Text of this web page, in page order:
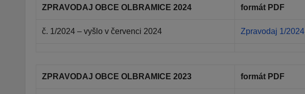
ZPRAVODAJ OBCE OLBRAMICE 2024 formát PDF
č. 1/2024 – vyšlo v červenci 2024 Zpravodaj 1/2024
ZPRAVODAJ OBCE OLBRAMICE 2023 formát PDF